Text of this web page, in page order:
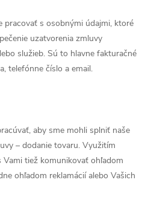
pracovať s osobnými údajmi, ktoré
uzatvorenia zmluvy
služieb. Sú to hlavne fakturačné
telefónne číslo a email.
aby sme mohli splniť naše
– dodanie tovaru. Využitím
tiež komunikovať ohľadom
ohľadom reklamácií alebo Vašich